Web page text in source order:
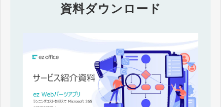
資料ダウンロード